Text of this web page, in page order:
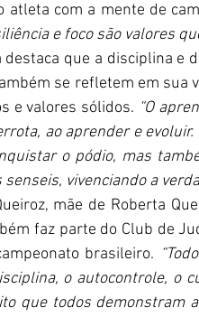
atleta com a mente de
e foco são valores
destaca que a disciplina e
se refletem em sua
e valores sólidos. “O
ao aprender e
o pódio, mas
vivenciando a
mãe de Roberta
faz parte do Club de
brasileiro.
o autocontrole, o
que todos demonstram